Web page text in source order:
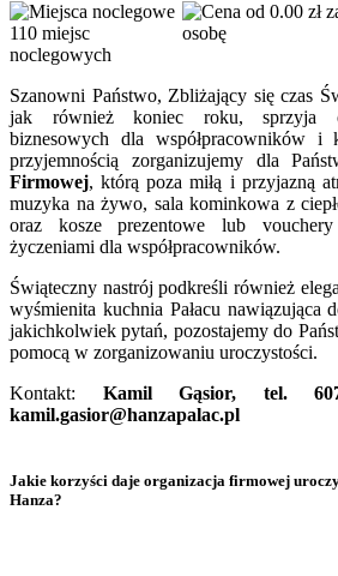
110 miejsc
noclegowych
od 0.00 zł
osobę
Szanowni Państwo, Zbliżający się czas
jak również koniec roku, sprzyja
biznesowych dla współpracowników i
przyjemnością zorganizujemy dla
Firmowej, którą poza miłą i przyjazną
muzyka na żywo, sala kominkowa z
oraz kosze prezentowe lub
życzeniami dla współpracowników.
Świąteczny nastrój podkreśli również
wyśmienita kuchnia Pałacu nawiązująca
jakichkolwiek pytań, pozostajemy do
pomocą w zorganizowaniu uroczystości.
Kontakt: Kamil Gąsior, tel.
kamil.gasior@hanzapalac.pl
Jakie korzyści daje organizacja firmowej
Hanza?